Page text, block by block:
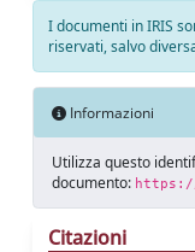
I documenti in IRIS
riservati, salvo
Informazioni
Utilizza questo
documento: https://
Citazioni